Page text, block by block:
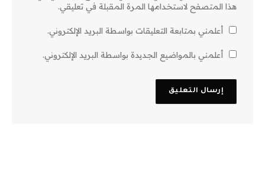
هذا المتصفح لاستخدامها المرة المقبلة في تعليقي.
أعلمني بمتابعة التعليقات بواسطة البريد الإلكتروني.
أعلمني بالمواضيع الجديدة بواسطة البريد الإلكتروني.